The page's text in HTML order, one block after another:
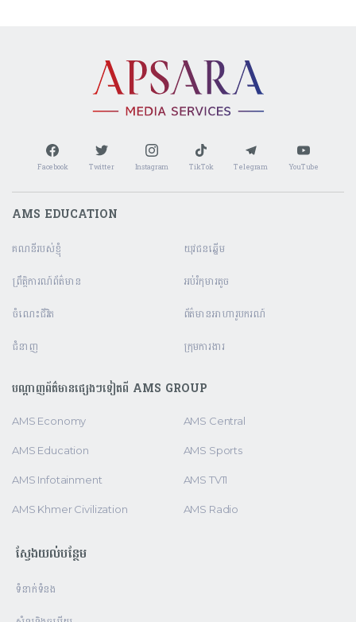
Facebook Twitter Instagram TikTok Telegram YouTube
AMS EDUCATION
គណនី​របស់ខ្ញុំ
ព្រឹត្តិការណ៍ព័ត៌មាន
ចំណេះជីវិត
ជំនាញ
យុវជនឆ្នើម
អប់រំកុមារតូច
ព័ត៌មានអាហារូបករណ៍
ក្រុមការងារ
បណ្តាញព័ត៌មានផ្សេងៗទៀតពី AMS GROUP
AMS Economy
AMS Education
AMS Infotainment
AMS Khmer Civilization
AMS Central
AMS Sports
AMS TV11
AMS Radio
ស្វែងយល់បន្ថែម
ទំនាក់ទំនង